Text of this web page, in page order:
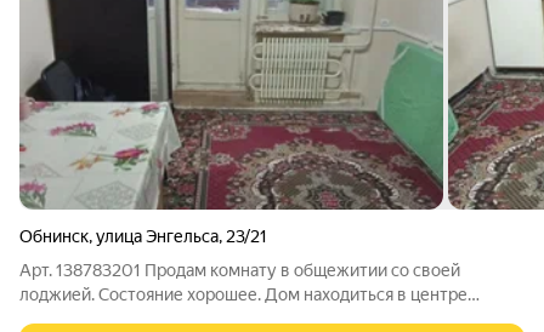
Обнинск,улица Энгельса, 23/21
Арт. 138783201 Продам комнату в общежитии со своей
лоджией. Состояние хорошее. Дом находиться в центре